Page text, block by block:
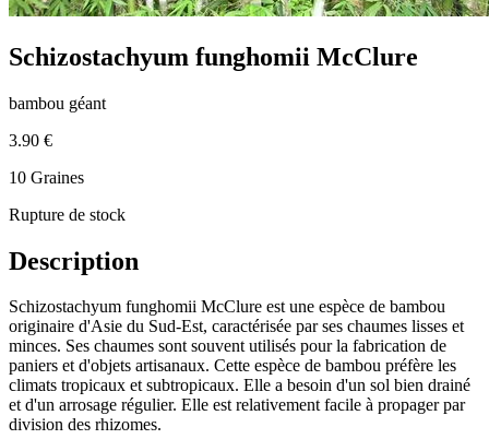
Schizostachyum funghomii McClure
bambou géant
3.90 €
10 Graines
Rupture de stock
Description
Schizostachyum funghomii McClure est une espèce de bambou
originaire d'Asie du Sud-Est, caractérisée par ses chaumes lisses et
minces. Ses chaumes sont souvent utilisés pour la fabrication de
paniers et d'objets artisanaux. Cette espèce de bambou préfère les
climats tropicaux et subtropicaux. Elle a besoin d'un sol bien drainé
et d'un arrosage régulier. Elle est relativement facile à propager par
division des rhizomes.